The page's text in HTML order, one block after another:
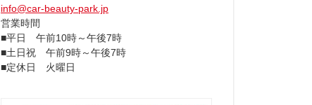
info@car-beauty-park.jp
営業時間
■平日 午前10時～午後7時
■土日祝 午前9時～午後7時
■定休日 火曜日